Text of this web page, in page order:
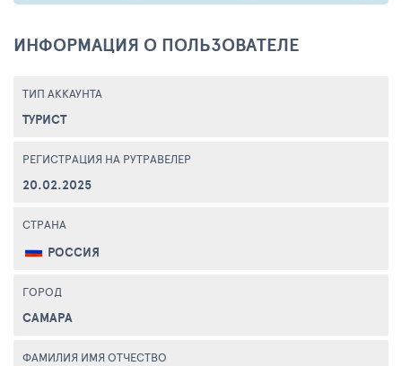
ИНФОРМАЦИЯ О ПОЛЬЗОВАТЕЛЕ
ТИП АККАУНТА
ТУРИСТ
РЕГИСТРАЦИЯ НА РУТРАВЕЛЕР
20.02.2025
СТРАНА
РОССИЯ
ГОРОД
САМАРА
ФАМИЛИЯ ИМЯ ОТЧЕСТВО